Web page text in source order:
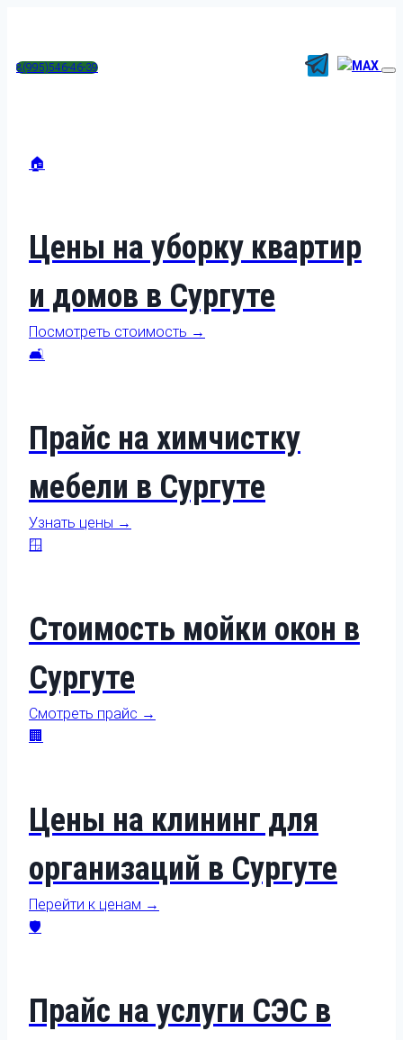
содержимому
8(995)546-46-39
🏠
Цены на уборку квартир
и домов в Сургуте
Посмотреть стоимость →
🛋️
Прайс на химчистку
мебели в Сургуте
Узнать цены →
🪟
Стоимость мойки окон в
Сургуте
Смотреть прайс →
🏢
Цены на клининг для
организаций в Сургуте
Перейти к ценам →
🛡️
Прайс на услуги СЭС в